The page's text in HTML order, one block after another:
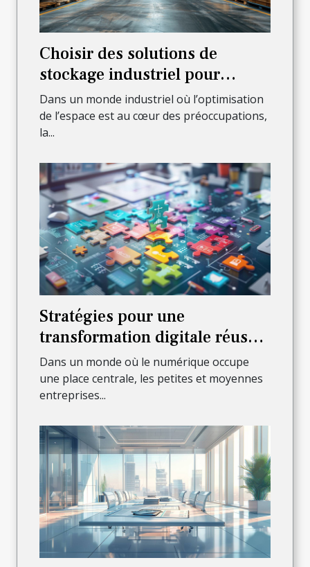
Choisir des solutions de
stockage industriel pour
optimiser l'espace
Dans un monde industriel où l’optimisation
de l’espace est au cœur des préoccupations,
la...
Stratégies pour une
transformation digitale réussie
dans les PME
Dans un monde où le numérique occupe
une place centrale, les petites et moyennes
entreprises...